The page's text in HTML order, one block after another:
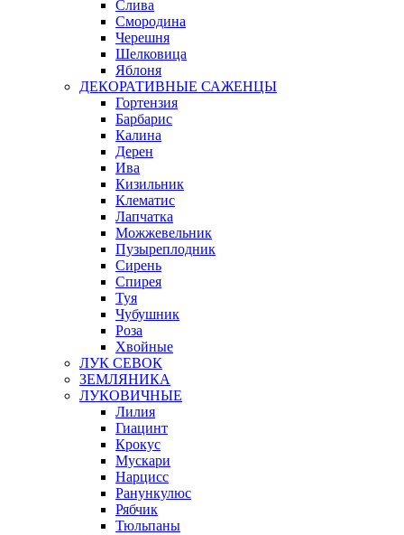
Слива
Смородина
Черешня
Шелковица
Яблоня
ДЕКОРАТИВНЫЕ САЖЕНЦЫ
Гортензия
Барбарис
Калина
Дерен
Ива
Кизильник
Клематис
Лапчатка
Можжевельник
Пузыреплодник
Сирень
Спирея
Туя
Чубушник
Роза
Хвойные
ЛУК СЕВОК
ЗЕМЛЯНИКА
ЛУКОВИЧНЫЕ
Лилия
Гиацинт
Крокус
Мускари
Нарцисс
Ранункулюс
Рябчик
Тюльпаны